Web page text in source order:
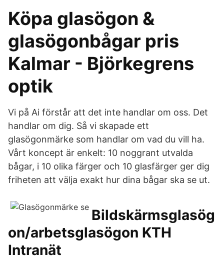
Köpa glasögon &
glasögonbågar pris
Kalmar - Björkegrens
optik
Vi på Ai förstår att det inte handlar om oss. Det
handlar om dig. Så vi skapade ett
glasögonmärke som handlar om vad du vill ha.
Vårt koncept är enkelt: 10 noggrant utvalda
bågar, i 10 olika färger och 10 glasfärger ger dig
friheten att välja exakt hur dina bågar ska se ut.
Bildskärmsglasög
on/arbetsglasögon KTH
Intranät